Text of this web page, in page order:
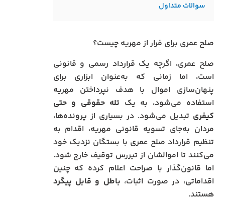
سوالات متداول
صلح عمری برای فرار از مهریه چیست؟
صلح عمری، اگرچه یک قرارداد رسمی و قانونی
است، اما زمانی که به‌عنوان ابزاری برای
پنهان‌سازی اموال با هدف نپرداختن مهریه
استفاده می‌شود، به یک تله حقوقی و حتی
کیفری تبدیل می‌شود. در بسیاری از پرونده‌ها،
مردان به‌جای تسویه قانونی مهریه، اقدام به
تنظیم قرارداد صلح عمری با بستگان نزدیک خود
می‌کنند تا اموالشان از تیررس توقیف خارج شود.
اما قانون‌گذار با صراحت اعلام کرده که چنین
اقداماتی، در صورت اثبات، باطل و قابل پیگرد
هستند.